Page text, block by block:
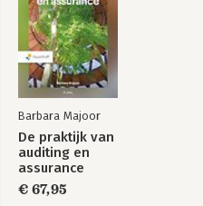
Barbara Majoor
De praktijk van
auditing en
assurance
€ 67,95